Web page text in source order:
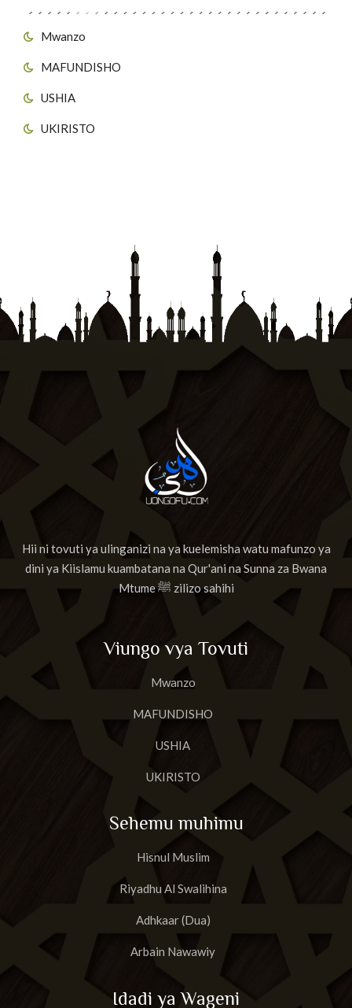
Mwanzo
MAFUNDISHO
USHIA
UKIRISTO
Hii ni tovuti ya ulinganizi na ya kuelemisha watu mafunzo ya
dini ya Kiislamu kuambatana na Qur'ani na Sunna za Bwana
Mtume ﷺ zilizo sahihi
Viungo vya Tovuti
Mwanzo
MAFUNDISHO
USHIA
UKIRISTO
Sehemu muhimu
Hisnul Muslim
Riyadhu Al Swalihina
Adhkaar (Dua)
Arbain Nawawiy
Idadi ya Wageni